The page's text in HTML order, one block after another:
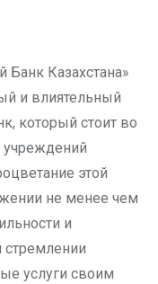
Казахстана»
и влиятельный
который стоит во
этой
не менее чем
и
стремлении
услуги своим